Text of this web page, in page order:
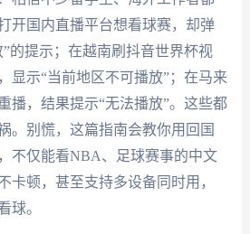
国内直播平台想看球赛，却弹
的提示；在越南刷抖音世界杯视
显示“当前地区不可播放”；在马来
播，结果提示“无法播放”。这些都
。别慌，这篇指南会教你用回国
不仅能看NBA、足球赛事的中文
卡顿，甚至支持多设备同时用，
球。